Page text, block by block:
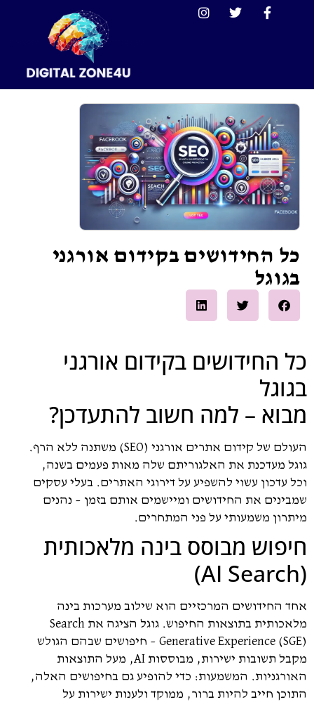
כל החידושים בקידום אורגני
בגוגל
כל החידושים בקידום אורגני
בגוגל
מבוא – למה חשוב להתעדכן?
העולם של קידום אתרים אורגני (SEO) משתנה ללא הרף.
גוגל מעדכנת את האלגוריתם שלה מאות פעמים בשנה,
וכל עדכון עשוי להשפיע על דירוגי האתרים. בעלי עסקים
שמבינים את החידושים ומיישמים אותם בזמן – נהנים
מיתרון משמעותי על פני המתחרים.
חיפוש מבוסס בינה מלאכותית
(AI Search)
אחד החידושים המרכזיים הוא שילוב מערכות בינה
מלאכותית בתוצאות החיפוש. גוגל הציגה את Search
Generative Experience (SGE) – חיפושים שבהם הגולש
מקבל תשובות ישירות, מבוססות AI, מעל התוצאות
האורגניות. המשמעות: כדי להופיע גם בחיפושים האלה,
התוכן חייב להיות ברור, ממוקד ולענות ישירות על